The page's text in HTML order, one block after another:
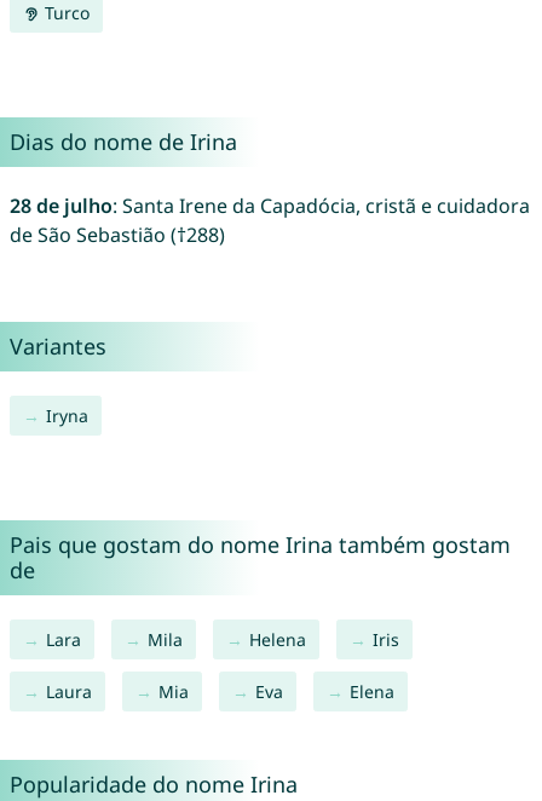
Turco
Dias do nome de Irina
28 de julho: Santa Irene da Capadócia, cristã e cuidadora
de São Sebastião (†288)
Variantes
Iryna
Pais que gostam do nome Irina também gostam
de
Lara Mila Helena Iris
Laura Mia Eva Elena
Popularidade do nome Irina